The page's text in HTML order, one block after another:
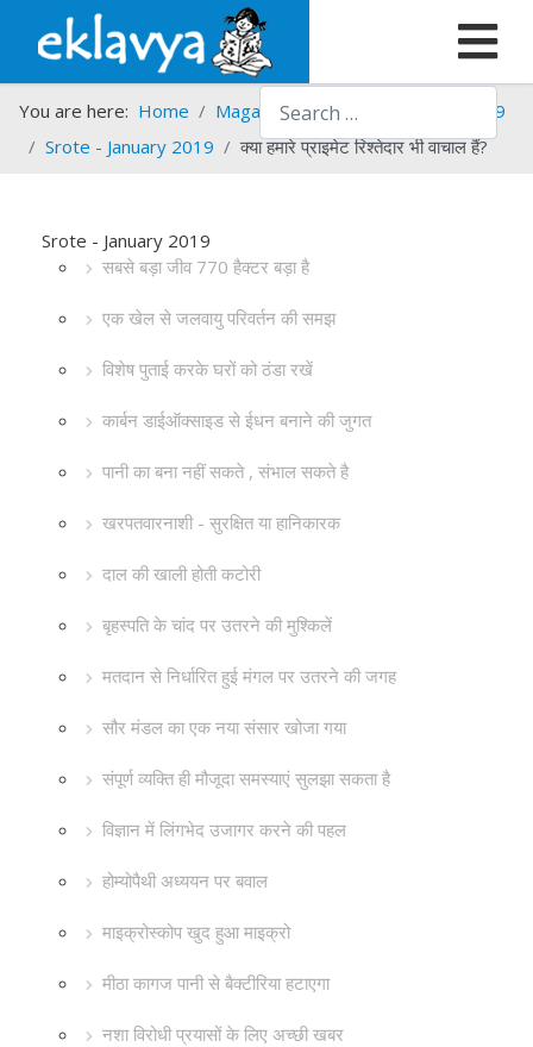
Search
You are here: Home Magazines Srote
Srote - 2019
Srote - January 2019
क्या हमारे प्राइमेट रिश्तेदार भी वाचाल हैं?
Srote - January 2019
सबसे बड़ा जीव 770 हैक्टर बड़ा है
एक खेल से जलवायु परिवर्तन की समझ
विशेष पुताई करके घरों को ठंडा रखें
कार्बन डाईऑक्साइड से ईधन बनाने की जुगत
पानी का बना नहीं सकते , संभाल सकते है
खरपतवारनाशी - सुरक्षित या हानिकारक
दाल की खाली होती कटोरी
बृहस्पति के चांद पर उतरने की मुश्किलें
मतदान से निर्धारित हुई मंगल पर उतरने की जगह
सौर मंडल का एक नया संसार खोजा गया
संपूर्ण व्यक्ति ही मौजूदा समस्याएं सुलझा सकता है
विज्ञान में लिंगभेद उजागर करने की पहल
होम्योपैथी अध्ययन पर बवाल
माइक्रोस्कोप खुद हुआ माइक्रो
मीठा कागज पानी से बैक्टीरिया हटाएगा
नशा विरोधी प्रयासों के लिए अच्छी खबर